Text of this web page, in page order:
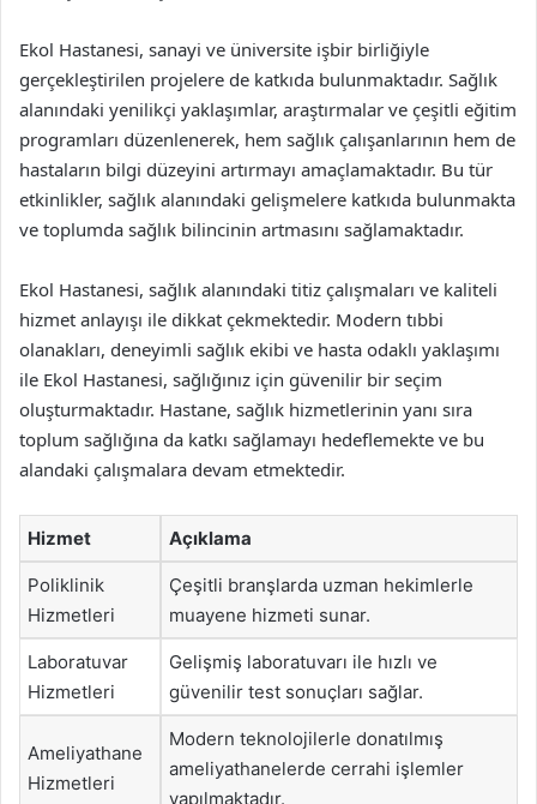
Ekol Hastanesi, sanayi ve üniversite işbir birliğiyle
gerçekleştirilen projelere de katkıda bulunmaktadır. Sağlık
alanındaki yenilikçi yaklaşımlar, araştırmalar ve çeşitli eğitim
programları düzenlenerek, hem sağlık çalışanlarının hem de
hastaların bilgi düzeyini artırmayı amaçlamaktadır. Bu tür
etkinlikler, sağlık alanındaki gelişmelere katkıda bulunmakta
ve toplumda sağlık bilincinin artmasını sağlamaktadır.
Ekol Hastanesi, sağlık alanındaki titiz çalışmaları ve kaliteli
hizmet anlayışı ile dikkat çekmektedir. Modern tıbbi
olanakları, deneyimli sağlık ekibi ve hasta odaklı yaklaşımı
ile Ekol Hastanesi, sağlığınız için güvenilir bir seçim
oluşturmaktadır. Hastane, sağlık hizmetlerinin yanı sıra
toplum sağlığına da katkı sağlamayı hedeflemekte ve bu
alandaki çalışmalara devam etmektedir.
Hizmet Açıklama
Poliklinik
Hizmetleri
Çeşitli branşlarda uzman hekimlerle
muayene hizmeti sunar.
Laboratuvar
Hizmetleri
Gelişmiş laboratuvarı ile hızlı ve
güvenilir test sonuçları sağlar.
Ameliyathane
Hizmetleri
Modern teknolojilerle donatılmış
ameliyathanelerde cerrahi işlemler
yapılmaktadır.